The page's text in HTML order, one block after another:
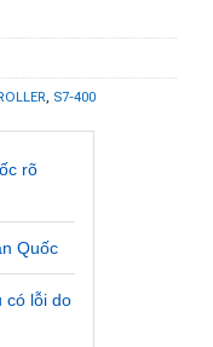
, S7-400
rõ
Quốc
có lỗi do